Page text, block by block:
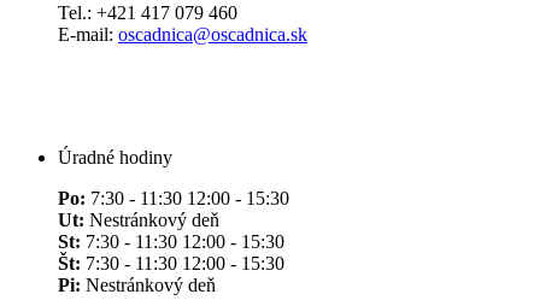
Tel.: +421 417 079 460
E-mail: oscadnica@oscadnica.sk
Úradné hodiny
Po: 7:30 - 11:30 12:00 - 15:30
Ut: Nestránkový deň
St: 7:30 - 11:30 12:00 - 15:30
Št: 7:30 - 11:30 12:00 - 15:30
Pi: Nestránkový deň